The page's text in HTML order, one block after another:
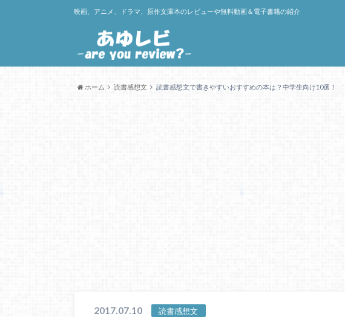
映画、アニメ、ドラマ、原作文庫本のレビューや無料動画＆電子書籍の紹介
ホーム 読書感想文 読書感想文で書きやすいおすすめの本は？中学生向け10選！
2017.07.10 読書感想文